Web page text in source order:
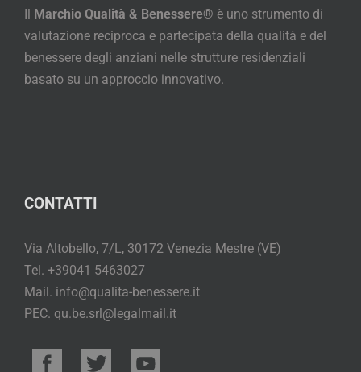
Il Marchio Qualità & Benessere® è uno strumento di
valutazione reciproca e partecipata della qualità e del
benessere degli anziani nelle strutture residenziali
basato su un approccio innovativo.
CONTATTI
Via Altobello, 7/L, 30172 Venezia Mestre (VE)
Tel. +39041 5463027
Mail. info@qualita-benessere.it
PEC. qu.be.srl@legalmail.it